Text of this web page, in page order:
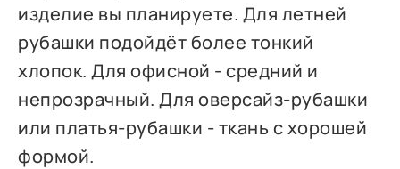
изделие вы планируете. Для летней
рубашки подойдёт более тонкий
хлопок. Для офисной - средний и
непрозрачный. Для оверсайз-рубашки
или платья-рубашки - ткань с хорошей
формой.